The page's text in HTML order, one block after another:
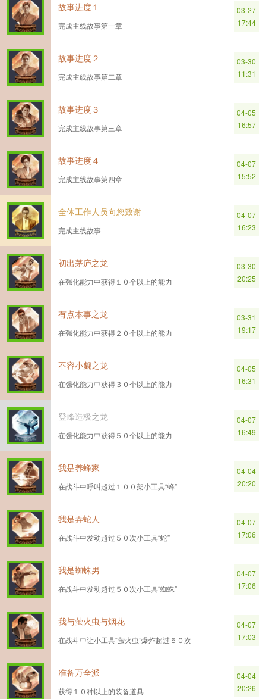
故事进度１
完成主线故事第一章
03-27
17:44
故事进度２
完成主线故事第二章
03-30
11:31
故事进度３
完成主线故事第三章
04-05
16:57
故事进度４
完成主线故事第四章
04-07
15:52
全体工作人员向您致谢
完成主线故事
04-07
16:23
初出茅庐之龙
在强化能力中获得１０个以上的能力
03-30
20:25
有点本事之龙
在强化能力中获得２０个以上的能力
03-31
19:17
不容小觑之龙
在强化能力中获得３０个以上的能力
04-05
16:31
登峰造极之龙
在强化能力中获得５０个以上的能力
04-07
16:49
我是养蜂家
在战斗中呼叫超过１００架小工具“蜂”
04-04
20:20
我是弄蛇人
在战斗中发动超过５０次小工具“蛇”
04-07
17:06
我是蜘蛛男
在战斗中发动超过５０次小工具“蜘蛛”
04-07
17:06
我与萤火虫与烟花
在战斗中让小工具“萤火虫”爆炸超过５０次
04-07
17:03
准备万全派
获得１０种以上的装备道具
04-04
20:26